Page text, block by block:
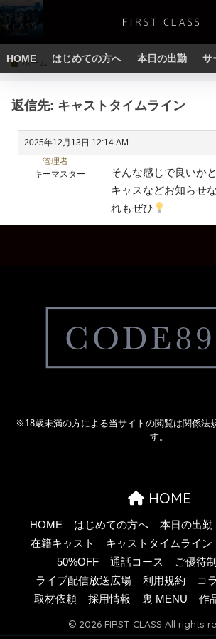
HOME はじめての方へ 本日の出勤 サ
ホーム
返信先: キャストタイムライン
2025年12月13日 12:14 AM
管理者
キーマスター
そんな感じで良いか
キャスなどお知らせ
れもぜひ
※18歳未満の方による当サイトの閲覧は関係法
す。
HOME
HOME はじめての方へ 本日の出勤
在籍キャスト
キャストタイムライン
50%OFF
通話コース ご優待
ライブ配信放送広場
利用規約 コ
取材依頼
採用情報 裏 MENU 作
© 2026 FIRST CLASS All rights